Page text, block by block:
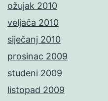
ožujak 2010
veljača 2010
siječanj 2010
prosinac 2009
studeni 2009
listopad 2009